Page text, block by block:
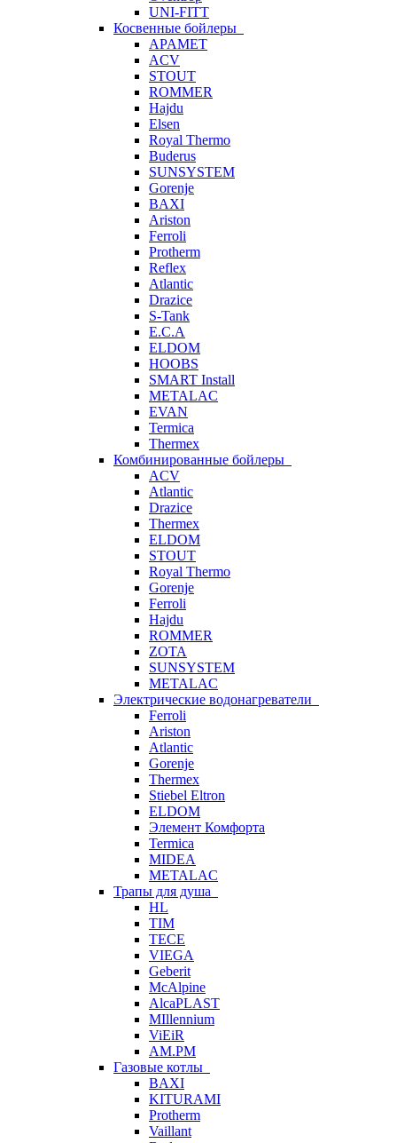
UNI-FITT
Косвенные бойлеры
APAMET
ACV
STOUT
ROMMER
Hajdu
Elsen
Royal Thermo
Buderus
SUNSYSTEM
Gorenje
BAXI
Ariston
Ferroli
Protherm
Reflex
Atlantic
Drazice
S-Tank
E.C.A
ELDOM
HOOBS
SMART Install
METALAC
EVAN
Termica
Thermex
Комбинированные бойлеры
ACV
Atlantic
Drazice
Thermex
ELDOM
STOUT
Royal Thermo
Gorenje
Ferroli
Hajdu
ROMMER
ZOTA
SUNSYSTEM
METALAC
Электрические водонагреватели
Ferroli
Ariston
Atlantic
Gorenje
Thermex
Stiebel Eltron
ELDOM
Элемент Комфорта
Termica
MIDEA
METALAC
Трапы для душа
HL
TIM
TECE
VIEGA
Geberit
McAlpine
AlcaPLAST
MIllennium
ViEiR
AM.PM
Газовые котлы
BAXI
KITURAMI
Protherm
Vaillant